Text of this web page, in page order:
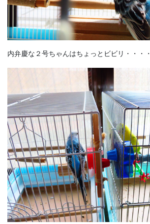
内弁慶な２号ちゃんはちょっとビビリ・・・・